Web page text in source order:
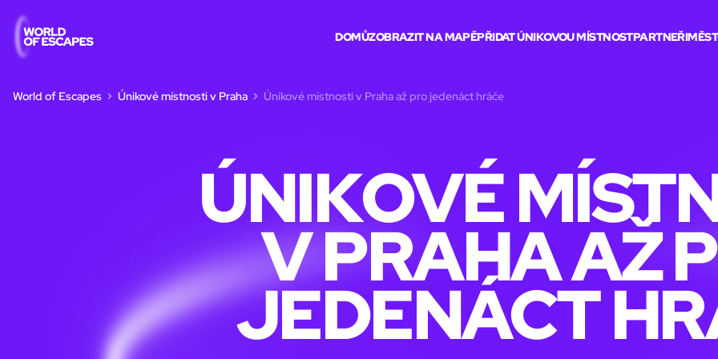
DOMŮZOBRAZIT NA MAPĚPŘIDAT ÚNIKOVOU MÍSTNOSTPARTNEŘI
World of Escapes Únikové místnosti v Praha Únikové místnosti v Praha až pro jedenáct hráče
ÚNIKOVÉ
V PRAHA AŽ
JEDENÁCT